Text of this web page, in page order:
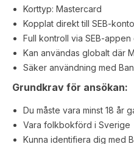
Korttyp: Mastercard
Kopplat direkt till SEB-konto
Full kontroll via SEB-
Kan användas globalt där
Säker användning med
Grundkrav för ansökan:
Du måste vara minst 18 år
Vara folkbokförd i Sverige
Kunna identifiera dig med